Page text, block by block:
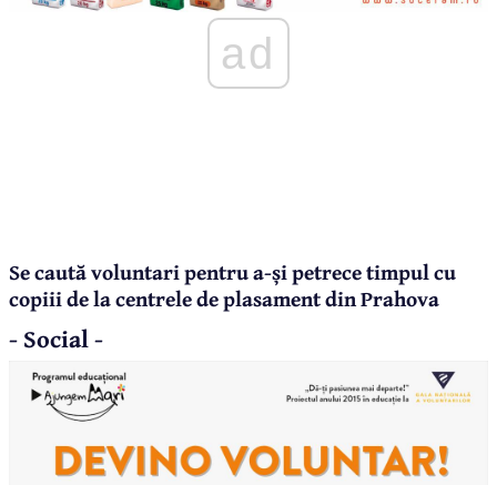
ad
Se caută voluntari pentru a-și petrece timpul cu
copiii de la centrele de plasament din Prahova
- Social -